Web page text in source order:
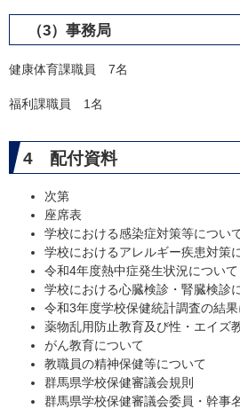
（3）事務局
​健康体育課職員 7名
福利課職員 1名
4 配付資料
次第
座席表
学校における感染症対策等につい
学校におけるアレルギー疾患対策
令和4年度熱中症発生状況について
学校における心臓検診・腎臓検診
令和3年度学校保健統計調査の結
薬物乱用防止教育及び性・エイズ
がん教育について
教職員の精神保健等について
群馬県学校保健審議会規則
群馬県学校保健審議会委員・幹事